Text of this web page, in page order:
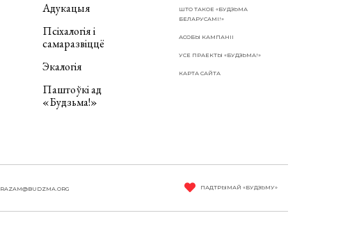
Адукацыя
Псіхалогія і
самаразвіццё
Экалогія
Паштоўкі ад
«Будзьма!»
ШТО ТАКОЕ «БУДЗЬМА
БЕЛАРУСАМІ!»
АСОБЫ КАМПАНІІ
УСЕ ПРАЕКТЫ «БУДЗЬМА!»
КАРТА САЙТА
RAZAM@BUDZMA.ORG ПАДТРЫМАЙ «БУДЗЬМУ»